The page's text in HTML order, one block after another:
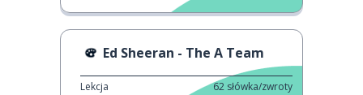
Ed Sheeran - The A Team
Lekcja 62 słówka/zwroty